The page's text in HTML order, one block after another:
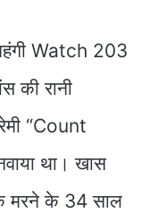
Watch 203
की रानी
“Count
था। खास
मरने के 34 साल